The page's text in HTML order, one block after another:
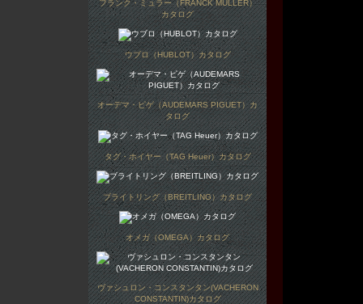
フランク・ミュラー（FRANCK MULLER）
カタログ
ウブロ（HUBLOT）カタログ
オーデマ・ピゲ（AUDEMARS PIGUET）カ
タログ
タグ・ホイヤー（TAG Heuer）カタログ
ブライトリング（BREITLING）カタログ
オメガ（OMEGA）カタログ
ヴァシュロン・コンスタンタン(VACHERON
CONSTANTIN)カタログ